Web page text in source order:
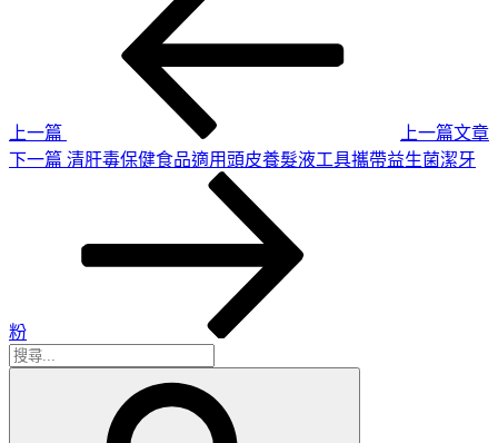
上一篇
上一篇文章
下
下一篇 清肝毒保健食品適用頭皮養髮液工具攜帶益生菌潔牙
粉
搜